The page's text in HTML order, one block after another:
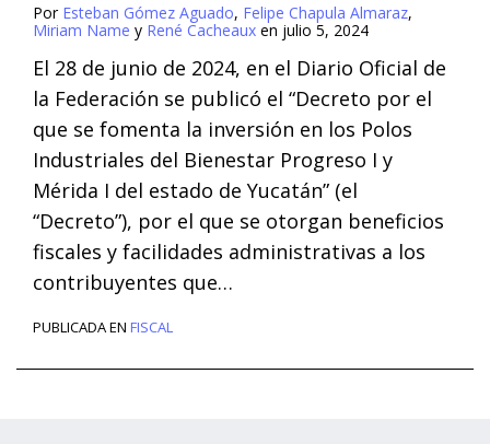
Por Esteban Gómez Aguado, Felipe Chapula Almaraz,
Miriam Name y René Cacheaux en julio 5, 2024
El 28 de junio de 2024, en el Diario Oficial de
la Federación se publicó el “Decreto por el
que se fomenta la inversión en los Polos
Industriales del Bienestar Progreso I y
Mérida I del estado de Yucatán” (el
“Decreto”), por el que se otorgan beneficios
fiscales y facilidades administrativas a los
contribuyentes que…
PUBLICADA EN FISCAL